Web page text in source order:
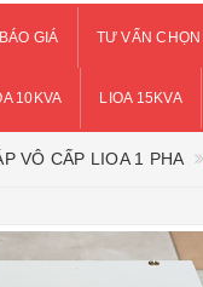
BÁO GIÁ TƯ VẤN
10KVA LIOA 15KVA
VÔ CẤP LIOA 1 PHA